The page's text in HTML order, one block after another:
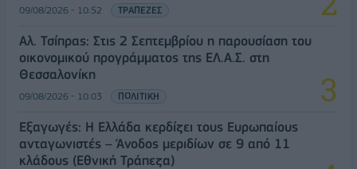
09/08/2026 - 10:52 ΤΡΑΠΕΖΕΣ
Αλ. Τσίπρας: Στις 2 Σεπτεμβρίου η παρουσίαση του
οικονομικού προγράμματος της ΕΛ.Α.Σ. στη
Θεσσαλονίκη
09/08/2026 - 10:03 ΠΟΛΙΤΙΚΗ
Εξαγωγές: Η Ελλάδα κερδίζει τους Ευρωπαίους
ανταγωνιστές – Άνοδος μεριδίων σε 9 από 11
κλάδους (Εθνική Τράπεζα)